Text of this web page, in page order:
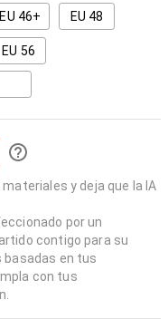
EU 46+ EU 48
EU 56
y deja que la IA
por un
contigo para su
basadas en tus
con tus